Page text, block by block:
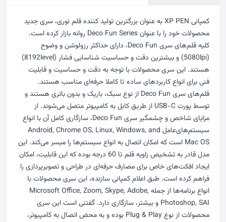
کمپانی XP PEN به عنوان بزرگترین تولید کننده قلم نوری، سری جدید
محصولات خود را با عنوان Deco Fun Series روانه بازار کرده است.
کلیه قلم‌های سری Deco Fun، دارای حداکثر رزولوشن و وضوح
(5080lpi) و بیشترین دقت و حساسیت شناسایی فشار (8192level)
هستند. این سری محصولات با توجه به دقت و حساسیت و قابلیت
فنی برای انواع کاربردهای ساده تا کاملا حرفه‌‌ای مناسب هستند.
قلم‌های سری Deco Fun از نوع سبک، باریک و بدون باتری هستند و
توسط پورت USB-C از طریق کابل به کامپیوتر متصل می‌شوند. از
مزایای شاخص و چشمگیر سری Deco Fun، سازگاری کامل آن با انواع
سیستم‌های‌عامل Android, Chrome OS, Linux, Windows, and
Mac OS است که امکان اتصال به انواع سیستم‌ها را میسر می‌کند. این
مدل قادر به تشخیص زاویه قلم تا 60 درجه بوده که این قابلیت، امکان
ایجاد افکت‌های خاص برای مصارف حرفه‌ای در طراحی و تصویرپردازی را
فراهم کرده است. طبق اعلام کمپانی سازنده، این سری محصولات با
انواع برنامه‌ها از جمله Microsoft Office, Zoom, Skype, Adobe,
Photoshop, SAI و بیشتر، سازگاری دارد. گفتنی است این سری
محصولات از نوع Plug & Play بوده و به محض اتصال به کامپیوتر،